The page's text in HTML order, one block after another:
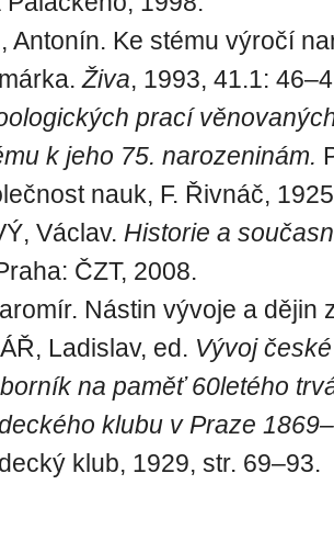
Antonín. Ke stému výročí
Živa, 1993, 41.1:
prací
k jeho 75. narozeninám.
nauk, F. Řivnáč,
Václav. Historie a
ČZT, 2008.
Nástin vývoje a dějin
Ladislav, ed. Vývoj
na paměť 60letého
klubu v Praze
klub, 1929, str. 69–93.